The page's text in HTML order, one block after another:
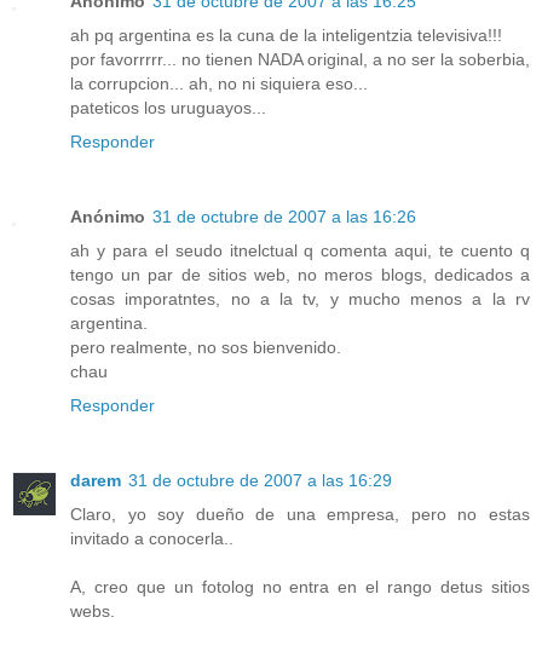
ah pq argentina es la cuna de la inteligentzia televisiva!!!
por favorrrrr... no tienen NADA original, a no ser la soberbia,
la corrupcion... ah, no ni siquiera eso...
pateticos los uruguayos...
Responder
Anónimo 31 de octubre de 2007 a las 16:26
ah y para el seudo itnelctual q comenta aqui, te cuento q
tengo un par de sitios web, no meros blogs, dedicados a
cosas imporatntes, no a la tv, y mucho menos a la rv
argentina.
pero realmente, no sos bienvenido.
chau
Responder
darem 31 de octubre de 2007 a las 16:29
Claro, yo soy dueño de una empresa, pero no estas
invitado a conocerla..
A, creo que un fotolog no entra en el rango detus sitios
webs.